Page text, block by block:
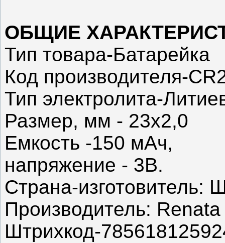
ОБЩИЕ
Тип товара-Батарейка
Код производителя-
Тип электролита-
Размер, мм - 23х2,0
Емкость -150 мАч,
напряжение - 3В.
Страна-изготовитель:
Производитель: Renata
Штрихкод-